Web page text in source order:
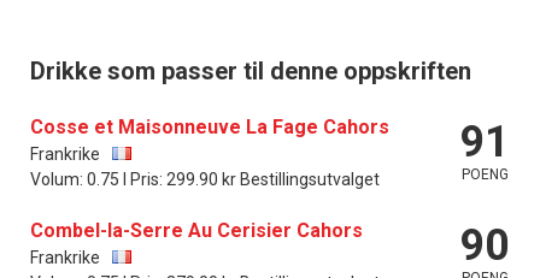
Drikke som passer til denne oppskriften
Cosse et Maisonneuve La Fage Cahors
Frankrike
Volum: 0.75 l Pris: 299.90 kr Bestillingsutvalget
91
POENG
Combel-la-Serre Au Cerisier Cahors
Frankrike
90